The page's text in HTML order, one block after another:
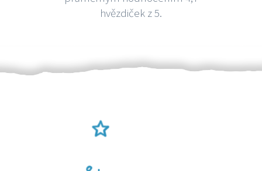
hvězdiček z 5.